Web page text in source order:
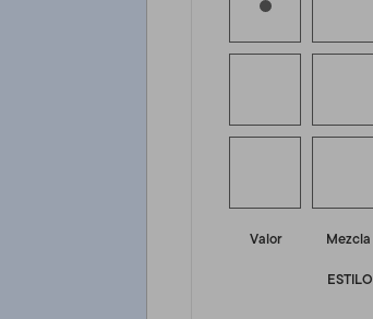
Valor Mezcla
ESTILO